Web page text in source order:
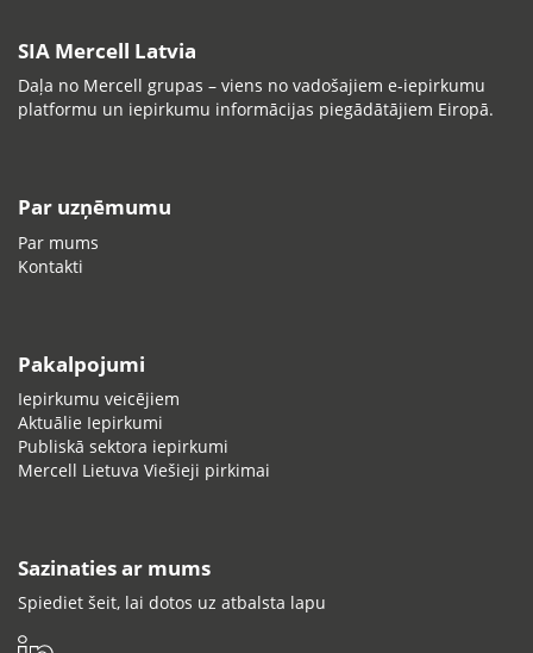
SIA Mercell Latvia
Daļa no Mercell grupas – viens no vadošajiem e-iepirkumu
platformu un iepirkumu informācijas piegādātājiem Eiropā.
Par uzņēmumu
Par mums
Kontakti
Pakalpojumi
Iepirkumu veicējiem
Aktuālie Iepirkumi
Publiskā sektora iepirkumi
Mercell Lietuva Viešieji pirkimai
Sazinaties ar mums
Spiediet šeit, lai dotos uz atbalsta lapu